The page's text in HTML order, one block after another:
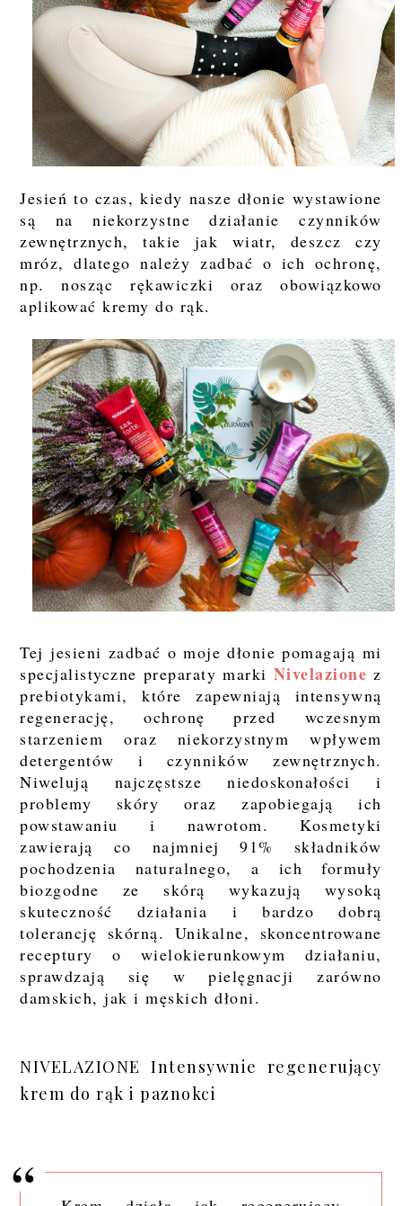
Jesień to czas, kiedy nasze dłonie wystawione
są na niekorzystne działanie czynników
zewnętrznych, takie jak wiatr, deszcz czy
mróz, dlatego należy zadbać o ich ochronę,
np. nosząc rękawiczki oraz obowiązkowo
aplikować kremy do rąk.
Tej jesieni zadbać o moje dłonie pomagają mi
specjalistyczne preparaty marki Nivelazione z
prebiotykami, które zapewniają intensywną
regenerację, ochronę przed wczesnym
starzeniem oraz niekorzystnym wpływem
detergentów i czynników zewnętrznych.
Niwelują najczęstsze niedoskonałości i
problemy skóry oraz zapobiegają ich
powstawaniu i nawrotom. Kosmetyki
zawierają co najmniej 91% składników
pochodzenia naturalnego, a ich formuły
biozgodne ze skórą wykazują wysoką
skuteczność działania i bardzo dobrą
tolerancję skórną. Unikalne, skoncentrowane
receptury o wielokierunkowym działaniu,
sprawdzają się w pielęgnacji zarówno
damskich, jak i męskich dłoni.
NIVELAZIONE Intensywnie regenerujący
krem do rąk i paznokci